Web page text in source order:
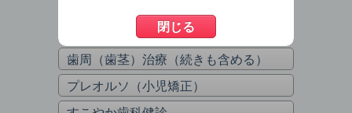
（2回目以降の方）検診・歯石クリー
歯周（歯茎）治療（続きも含める）
プレオルソ（小児矯正）
閉じる